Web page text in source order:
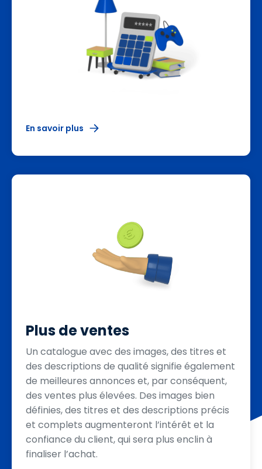
En savoir plus
Plus de ventes
Un catalogue avec des images, des titres et
des descriptions de qualité signifie également
de meilleures annonces et, par conséquent,
des ventes plus élevées. Des images bien
définies, des titres et des descriptions précis
et complets augmenteront l’intérêt et la
confiance du client, qui sera plus enclin à
finaliser l’achat.